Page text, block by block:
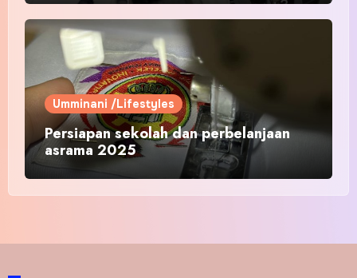
Umminani /Lifestyles
Persiapan sekolah dan perbelanjaan
asrama 2025